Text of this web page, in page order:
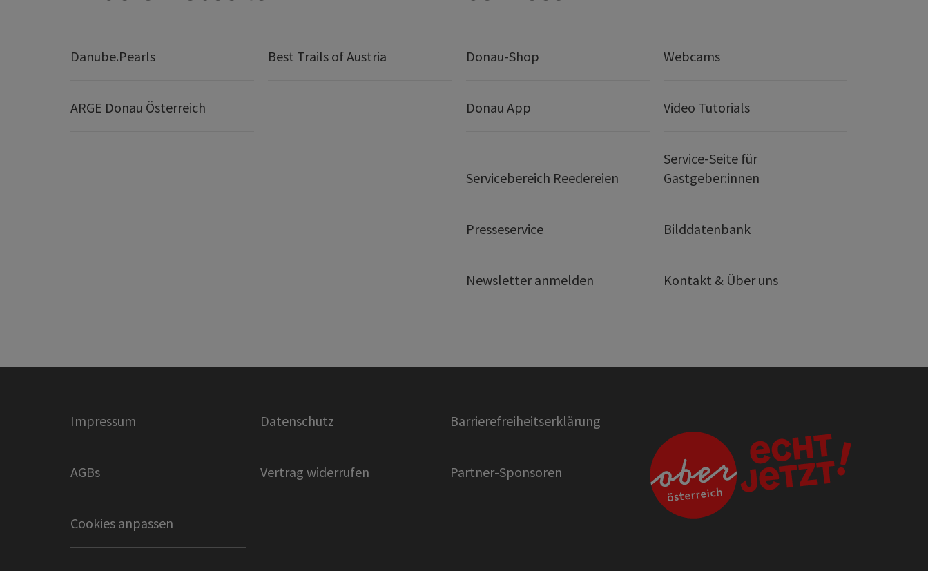
Danube.Pearls Best Trails of Austria
ARGE Donau Österreich
Donau-Shop Webcams
Donau App Video Tutorials
Servicebereich Reedereien
Service-Seite für
Gastgeber:innen
Presseservice Bilddatenbank
Newsletter anmelden Kontakt & Über uns
Impressum Datenschutz Barrierefreiheitserklärung
AGBs Vertrag widerrufen Partner-Sponsoren
Cookies anpassen